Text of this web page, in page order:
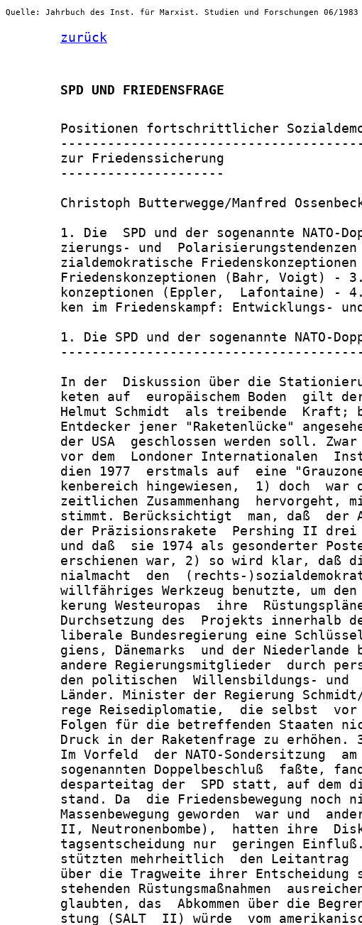
Quelle: Jahrbuch des Inst. für Marxist. Studien und Forschungen 06/1983
zurück
       SPD UND FRIEDENSFRAGE